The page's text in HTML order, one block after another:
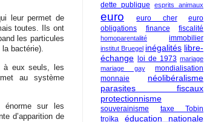
leur permet de
toutes. Ils ont
les particules
bactérie).
à eux seuls, les
au système
énorme sur les
d’apparition de
dette publique esprits animaux
euro euro cher
euro
obligations
finance fiscalité
homoparentalité immobilier
institut Bruegel inégalités libre-
échange
loi de 1973 mariage
mariage gay
mondialisation
monnaie
néolibéralisme
parasites fiscaux
protectionnisme
souverainisme
taxe Tobin
troïka
éducation nationale